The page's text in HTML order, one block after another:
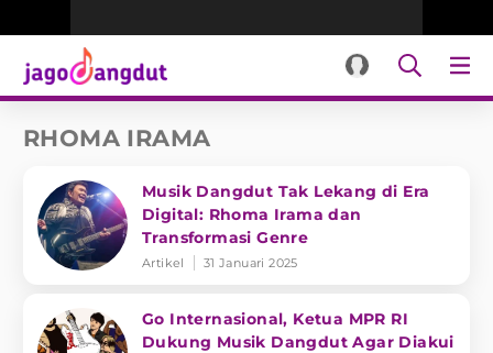
RHOMA IRAMA
Musik Dangdut Tak Lekang di Era
Digital: Rhoma Irama dan
Transformasi Genre
Artikel 31 Januari 2025
Go Internasional, Ketua MPR RI
Dukung Musik Dangdut Agar Diakui